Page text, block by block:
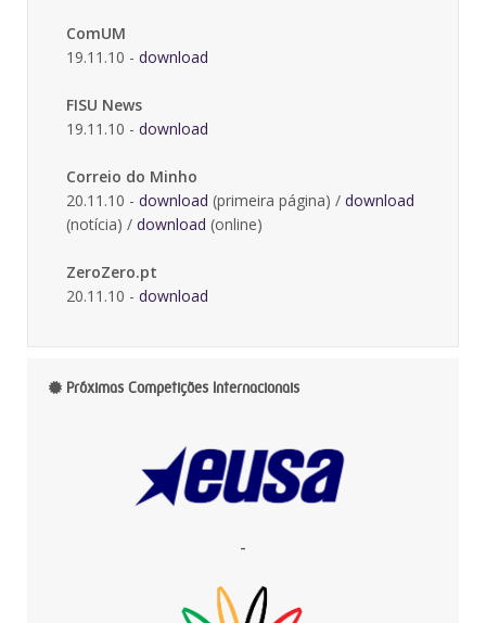
ComUM
19.11.10 - download
FISU News
19.11.10 - download
Correio do Minho
20.11.10 - download (primeira página) / download
(notícia) / download (online)
ZeroZero.pt
20.11.10 - download
Próximas Competições Internacionais
-